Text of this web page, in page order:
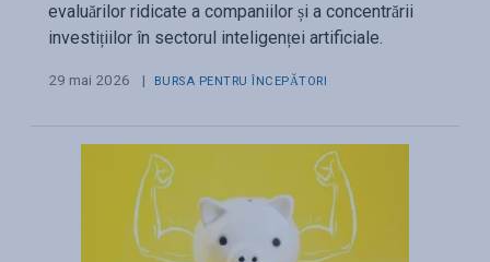
evaluărilor ridicate a companiilor și a concentrării
investițiilor în sectorul inteligenței artificiale.
29 mai 2026 | BURSA PENTRU ÎNCEPĂTORI